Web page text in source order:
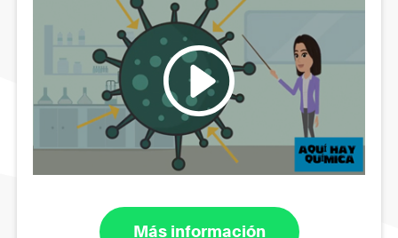
Más información